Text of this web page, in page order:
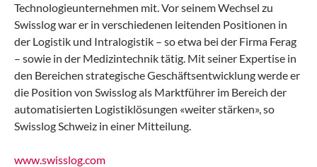
Technologieunternehmen mit. Vor seinem Wechsel zu
Swisslog war er in verschiedenen leitenden Positionen in
der Logistik und Intralogistik – so etwa bei der Firma Ferag
– sowie in der Medizintechnik tätig. Mit seiner Expertise in
den Bereichen strategische Geschäftsentwicklung werde er
die Position von Swisslog als Marktführer im Bereich der
automatisierten Logistiklösungen «weiter stärken», so
Swisslog Schweiz in einer Mitteilung.
www.swisslog.com